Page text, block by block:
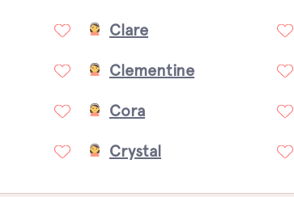
Clare
Clementine
Cora
Crystal